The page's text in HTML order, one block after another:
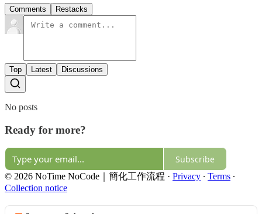
Comments Restacks
Top Latest Discussions
No posts
Ready for more?
Subscribe
© 2026 NoTime NoCode｜簡化工作流程 · Privacy ∙ Terms ∙
Collection notice